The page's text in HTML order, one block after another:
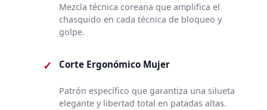
Mezcla técnica coreana que amplifica el
chasquido en cada técnica de bloqueo y
golpe.
✓ Corte Ergonómico Mujer
Patrón específico que garantiza una silueta
elegante y libertad total en patadas altas.